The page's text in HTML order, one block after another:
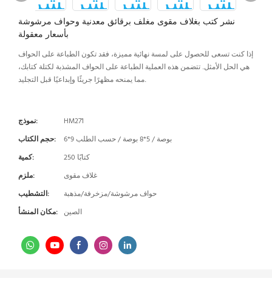
نشر كتب بغلاف مقوى مغلف برقائق معدنية وحواف مرشوشة
بأسعار معقولة
إذا كنت تسعى للحصول على لمسة نهائية مميزة، فقد تكون الطباعة على الحواف
هي الحل الأمثل. تتضمن هذه العملية الطباعة على الحواف المشذبة لكتلة كتابك،
مما يمنحه مظهرًا جريئًا وإبداعيًا قبل التجليد.
نموذج:
HM271
حجم الكتاب:
6*9 بوصة / 5*8 بوصة / حسب الطلب
كمية:
250 كتابًا
ملزم:
غلاف مقوى
التشطيب:
حواف مرشوشة/مزخرفة/مذهبة
مكان المنشأ: الصين